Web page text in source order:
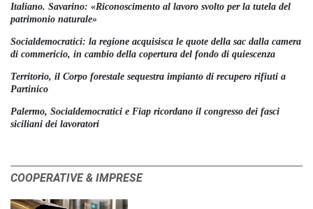
Italiano. Savarino: «Riconoscimento al lavoro svolto per la tutela del
patrimonio naturale»
Socialdemocratici: la regione acquisisca le quote della sac dalla camera
di commericio, in cambio della copertura del fondo di quiescenza
Territorio, il Corpo forestale sequestra impianto di recupero rifiuti a
Partinico
Palermo, Socialdemocratici e Fiap ricordano il congresso dei fasci
siciliani dei lavoratori
COOPERATIVE & IMPRESE